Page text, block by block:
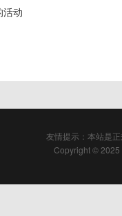
活动
友情提示：本站是
Copyright © 2025